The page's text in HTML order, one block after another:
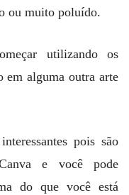
ou muito poluído.
utilizando os
em alguma outra arte
pois são
e você pode
do que você está